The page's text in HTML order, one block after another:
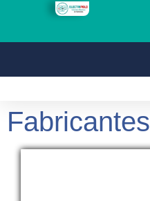
Fabricantes